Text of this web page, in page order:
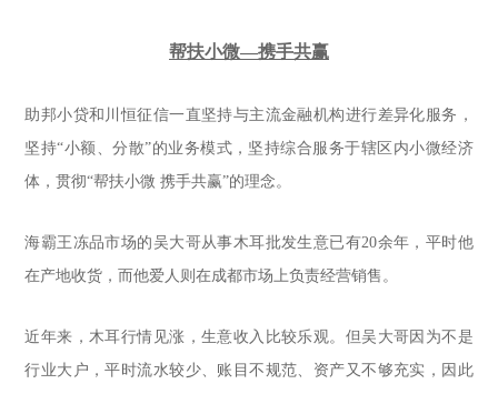
帮扶小微—携手共赢
助邦小贷和川恒征信一直坚持与主流金融机构进行差异化服务，
坚持“小额、分散”的业务模式，坚持综合服务于辖区内小微经济
体，贯彻“帮扶小微 携手共赢”的理念。
海霸王冻品市场的吴大哥从事木耳批发生意已有20余年，平时他
在产地收货，而他爱人则在成都市场上负责经营销售。
近年来，木耳行情见涨，生意收入比较乐观。但吴大哥因为不是
行业大户，平时流水较少、账目不规范、资产又不够充实，因此